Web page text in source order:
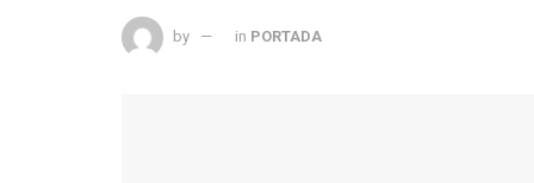
by in PORTADA